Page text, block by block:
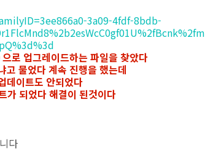
3a09-4fdf-8bdb-
로 업그레이드하는 파일을 찾았다
고 물었다 계속 진행을 했는데
데이트도 안되었다
가 되었다 해결이 된것이다
다